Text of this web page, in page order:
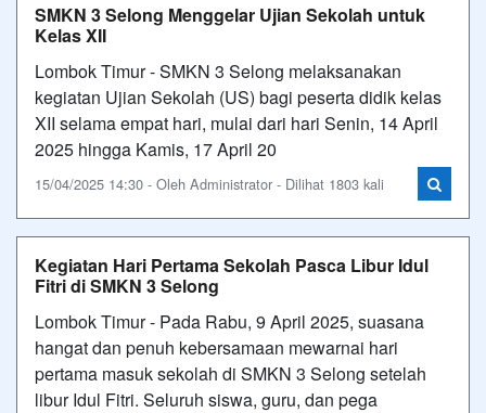
SMKN 3 Selong Menggelar Ujian Sekolah untuk
Kelas XII
Lombok Timur - SMKN 3 Selong melaksanakan
kegiatan Ujian Sekolah (US) bagi peserta didik kelas
XII selama empat hari, mulai dari hari Senin, 14 April
2025 hingga Kamis, 17 April 20
15/04/2025 14:30 - Oleh Administrator - Dilihat 1803 kali
Kegiatan Hari Pertama Sekolah Pasca Libur Idul
Fitri di SMKN 3 Selong
Lombok Timur - Pada Rabu, 9 April 2025, suasana
hangat dan penuh kebersamaan mewarnai hari
pertama masuk sekolah di SMKN 3 Selong setelah
libur Idul Fitri. Seluruh siswa, guru, dan pega